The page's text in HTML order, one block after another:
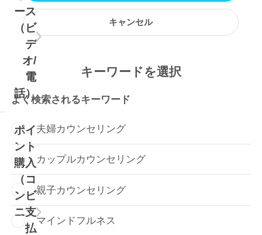
ース
（ビ
デ
オ/
電
話）
ポイ
ント
購入
（コ
ンビ
ニ支
払
理学療法士
介護福祉士
言語聴覚士
養護教諭
小学校教諭
キャンセル
キーワード を選択
よく検索されるキーワード
夫婦カウンセリング
カップルカウンセリング
親子カウンセリング
マインドフルネス